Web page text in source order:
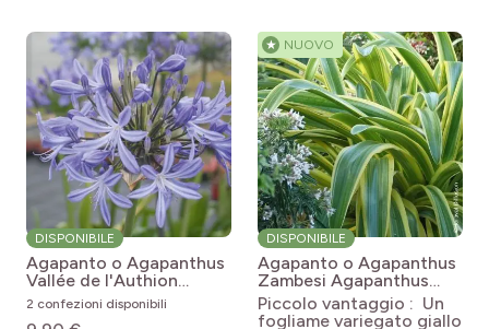
DISPONIBILE
Agapanto o Agapanthus
Vallée de l'Authion
Agapanthus x hybridus
Vallée de l'Authion
2 confezioni disponibili
★ NUOVO
DISPONIBILE
Agapanto o Agapanthus
Zambesi Agapanthus
praecox subsp. orientalis
'Kek5006' ZAMBEZI
Piccolo vantaggio : Un
fogliame variegato giallo